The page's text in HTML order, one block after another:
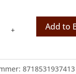
Add to
8718531937413